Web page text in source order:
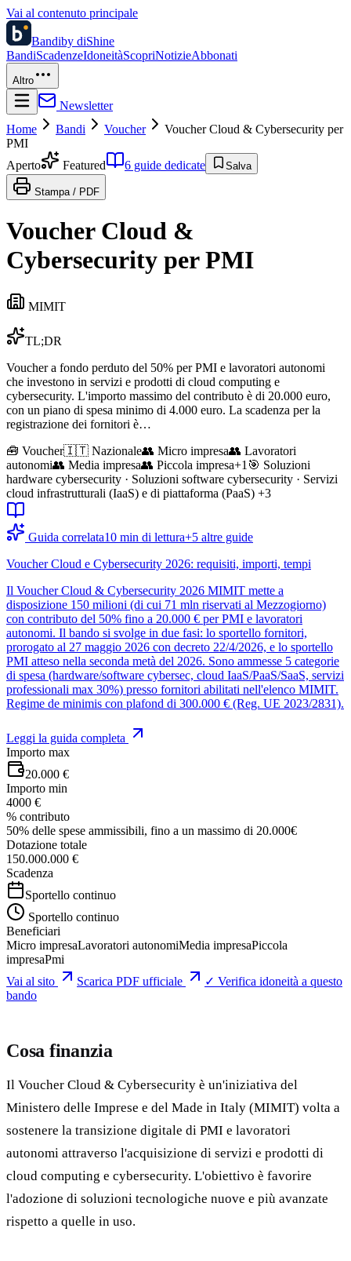
Vai al contenuto principale
Bandiby diShine
BandiScadenzeIdoneitàScopriNotizieAbbonati
Altro
Newsletter
Home
Bandi Voucher
Voucher Cloud & Cybersecurity per
PMI
Aperto
Featured 6 guide dedicate Salva
Stampa / PDF
Voucher Cloud &
Cybersecurity per PMI
MIMIT
TL;DR
Voucher a fondo perduto del 50% per PMI e lavoratori autonomi
che investono in servizi e prodotti di cloud computing e
cybersecurity. L'importo massimo del contributo è di 20.000 euro,
con un piano di spesa minimo di 4.000 euro. La scadenza per la
registrazione dei fornitori è…
🧰 Voucher🇮🇹 Nazionale👥 Micro impresa👥 Lavoratori
autonomi👥 Media impresa👥 Piccola impresa+1 🎯 Soluzioni
hardware cybersecurity · Soluzioni software cybersecurity · Servizi
cloud infrastrutturali (IaaS) e di piattaforma (PaaS) +3
Guida correlata10 min di lettura+5 altre guide
Voucher Cloud e Cybersecurity 2026: requisiti, importi, tempi
Il Voucher Cloud & Cybersecurity 2026 MIMIT mette a
disposizione 150 milioni (di cui 71 mln riservati al Mezzogiorno)
con contributo del 50% fino a 20.000 € per PMI e lavoratori
autonomi. Il bando si svolge in due fasi: lo sportello fornitori,
prorogato al 27 maggio 2026 con decreto 22/4/2026, e lo sportello
PMI atteso nella seconda metà del 2026. Sono ammesse 5 categorie
di spesa (hardware/software cybersec, cloud IaaS/PaaS/SaaS, servizi
professionali max 30%) presso fornitori abilitati nell'elenco MIMIT.
Regime de minimis con plafond di 300.000 € (Reg. UE 2023/2831).
Leggi la guida completa
Importo max
20.000 €
Importo min
4000 €
% contributo
50% delle spese ammissibili, fino a un massimo di 20.000€
Dotazione totale
150.000.000 €
Scadenza
Sportello continuo
Sportello continuo
Beneficiari
Micro impresaLavoratori autonomiMedia impresaPiccola
impresaPmi
Vai al sito
Scarica PDF ufficiale
✓ Verifica idoneità a questo
bando
Cosa finanzia
Il Voucher Cloud & Cybersecurity è un'iniziativa del
Ministero delle Imprese e del Made in Italy (MIMIT) volta a
sostenere la transizione digitale di PMI e lavoratori
autonomi attraverso l'acquisizione di servizi e prodotti di
cloud computing e cybersecurity. L'obiettivo è favorire
l'adozione di soluzioni tecnologiche nuove e più avanzate
rispetto a quelle in uso.